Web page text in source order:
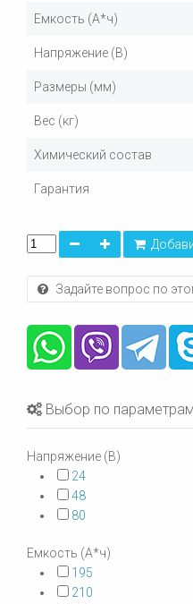
Емкость (А*ч)
Напряжение (В)
Размеры (мм)
Вес (кг)
Химический состав
Гарантия
Задайте вопрос по
Выбор по параметрам
Напряжение (В)
24
48
80
Емкость (А*ч)
195
210